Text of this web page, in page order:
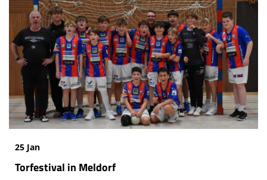
25 Jan
Torfestival in Meldorf